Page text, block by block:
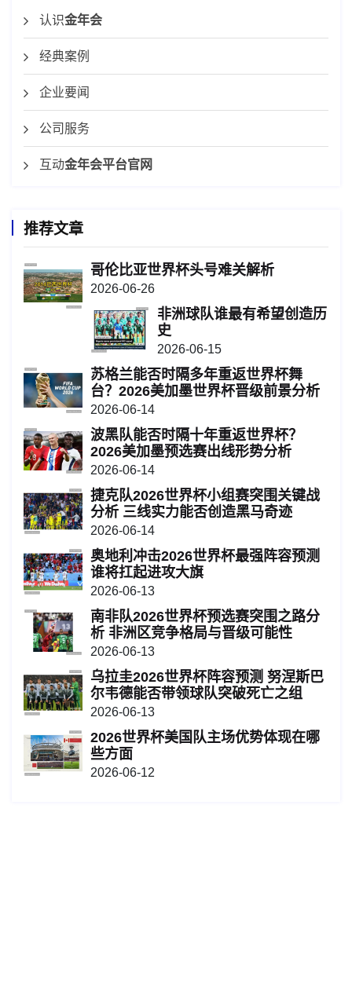
认识金年会
经典案例
企业要闻
公司服务
互动金年会平台官网
推荐文章
哥伦比亚世界杯头号难关解析
2026-06-26
非洲球队谁最有希望创造历
史
2026-06-15
苏格兰能否时隔多年重返世界杯舞
台？2026美加墨世界杯晋级前景分析
2026-06-14
波黑队能否时隔十年重返世界杯？
2026美加墨预选赛出线形势分析
2026-06-14
捷克队2026世界杯小组赛突围关键战
分析 三线实力能否创造黑马奇迹
2026-06-14
奥地利冲击2026世界杯最强阵容预测
谁将扛起进攻大旗
2026-06-13
南非队2026世界杯预选赛突围之路分
析 非洲区竞争格局与晋级可能性
2026-06-13
乌拉圭2026世界杯阵容预测 努涅斯巴
尔韦德能否带领球队突破死亡之组
2026-06-13
2026世界杯美国队主场优势体现在哪
些方面
2026-06-12